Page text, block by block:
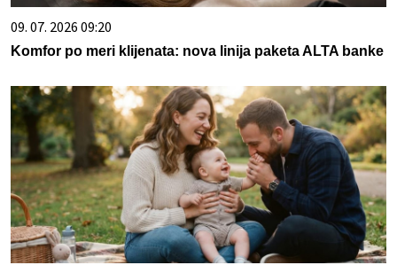
09. 07. 2026 09:20
Komfor po meri klijenata: nova linija paketa ALTA banke